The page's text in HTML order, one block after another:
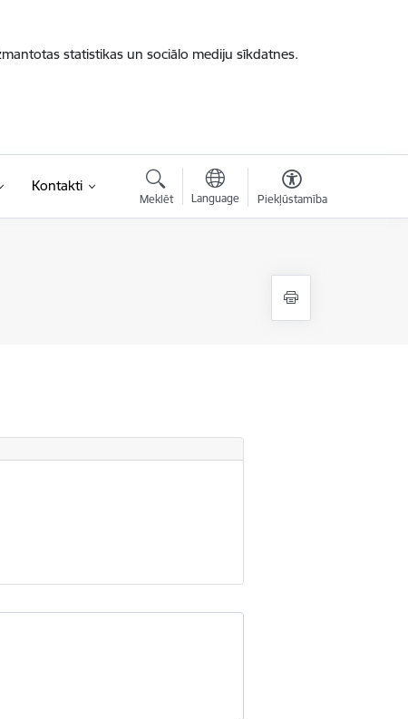
statistikas un sociālo mediju sīkdatnes.
Kontakti
Meklēt Language Piekļūstamība